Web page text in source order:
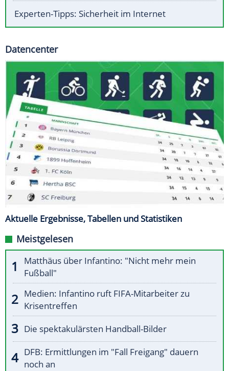
Experten-Tipps: Sicherheit im Internet
Datencenter
Aktuelle Ergebnisse, Tabellen und Statistiken
Meistgelesen
Matthäus über Infantino: "Nicht mehr mein
Fußball"
Medien: Infantino ruft FIFA-Mitarbeiter zu
Krisentreffen
Die spektakulärsten Handball-Bilder
DFB: Ermittlungen im "Fall Freigang" dauern
noch an